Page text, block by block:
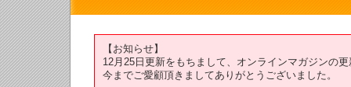
【お知らせ】
12月25日更新をもちまして、オンラインマガジンの
今までご愛顧頂きましてありがとうございました。